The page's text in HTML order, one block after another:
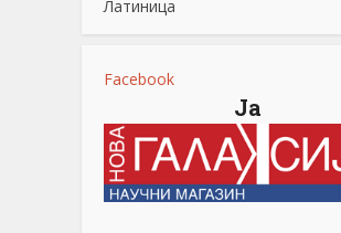
Латиница
Facebook
Ја